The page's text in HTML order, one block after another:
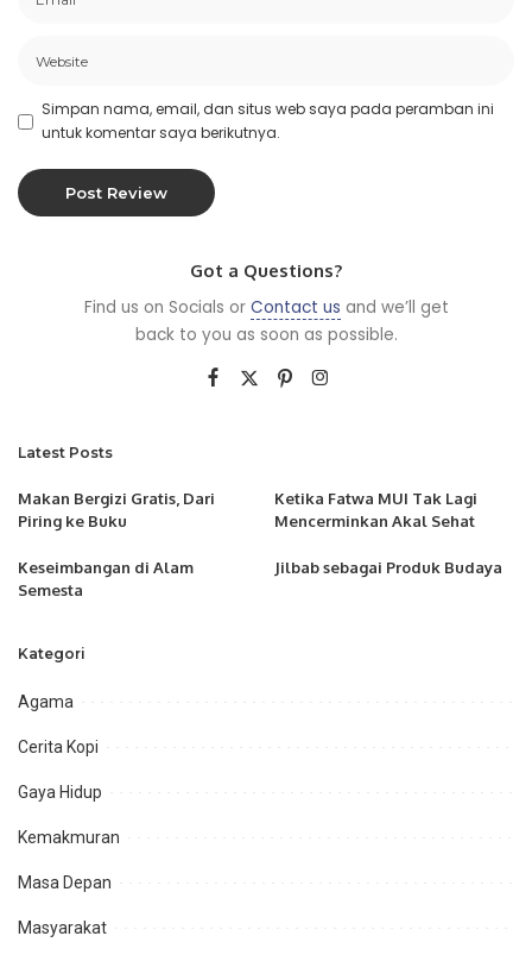
Simpan nama, email, dan situs web saya pada peramban ini
untuk komentar saya berikutnya.
Got a Questions?
Find us on Socials or Contact us and we’ll get
back to you as soon as possible.
Latest Posts
Makan Bergizi Gratis, Dari
Piring ke Buku
Ketika Fatwa MUI Tak Lagi
Mencerminkan Akal Sehat
Keseimbangan di Alam
Semesta
Jilbab sebagai Produk Budaya
Kategori
Agama
Cerita Kopi
Gaya Hidup
Kemakmuran
Masa Depan
Masyarakat